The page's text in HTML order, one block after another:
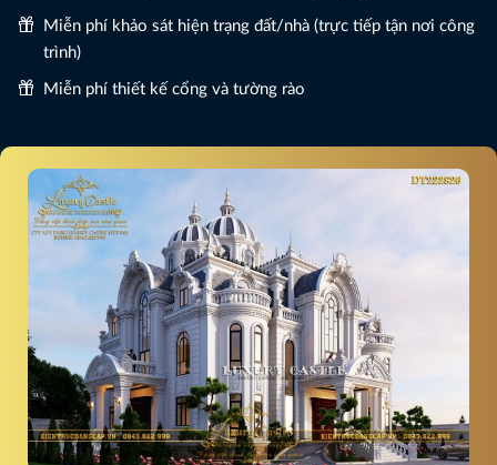
Miễn phí khảo sát hiện trạng đất/nhà (trực tiếp tận nơi công
trình)
Miễn phí thiết kế cổng và tường rào